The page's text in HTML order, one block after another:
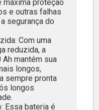
proteção
e outras falhas
segurança do
Com uma
reduzida, a
mantém sua
longos,
sempre pronta
longos
Essa bateria é